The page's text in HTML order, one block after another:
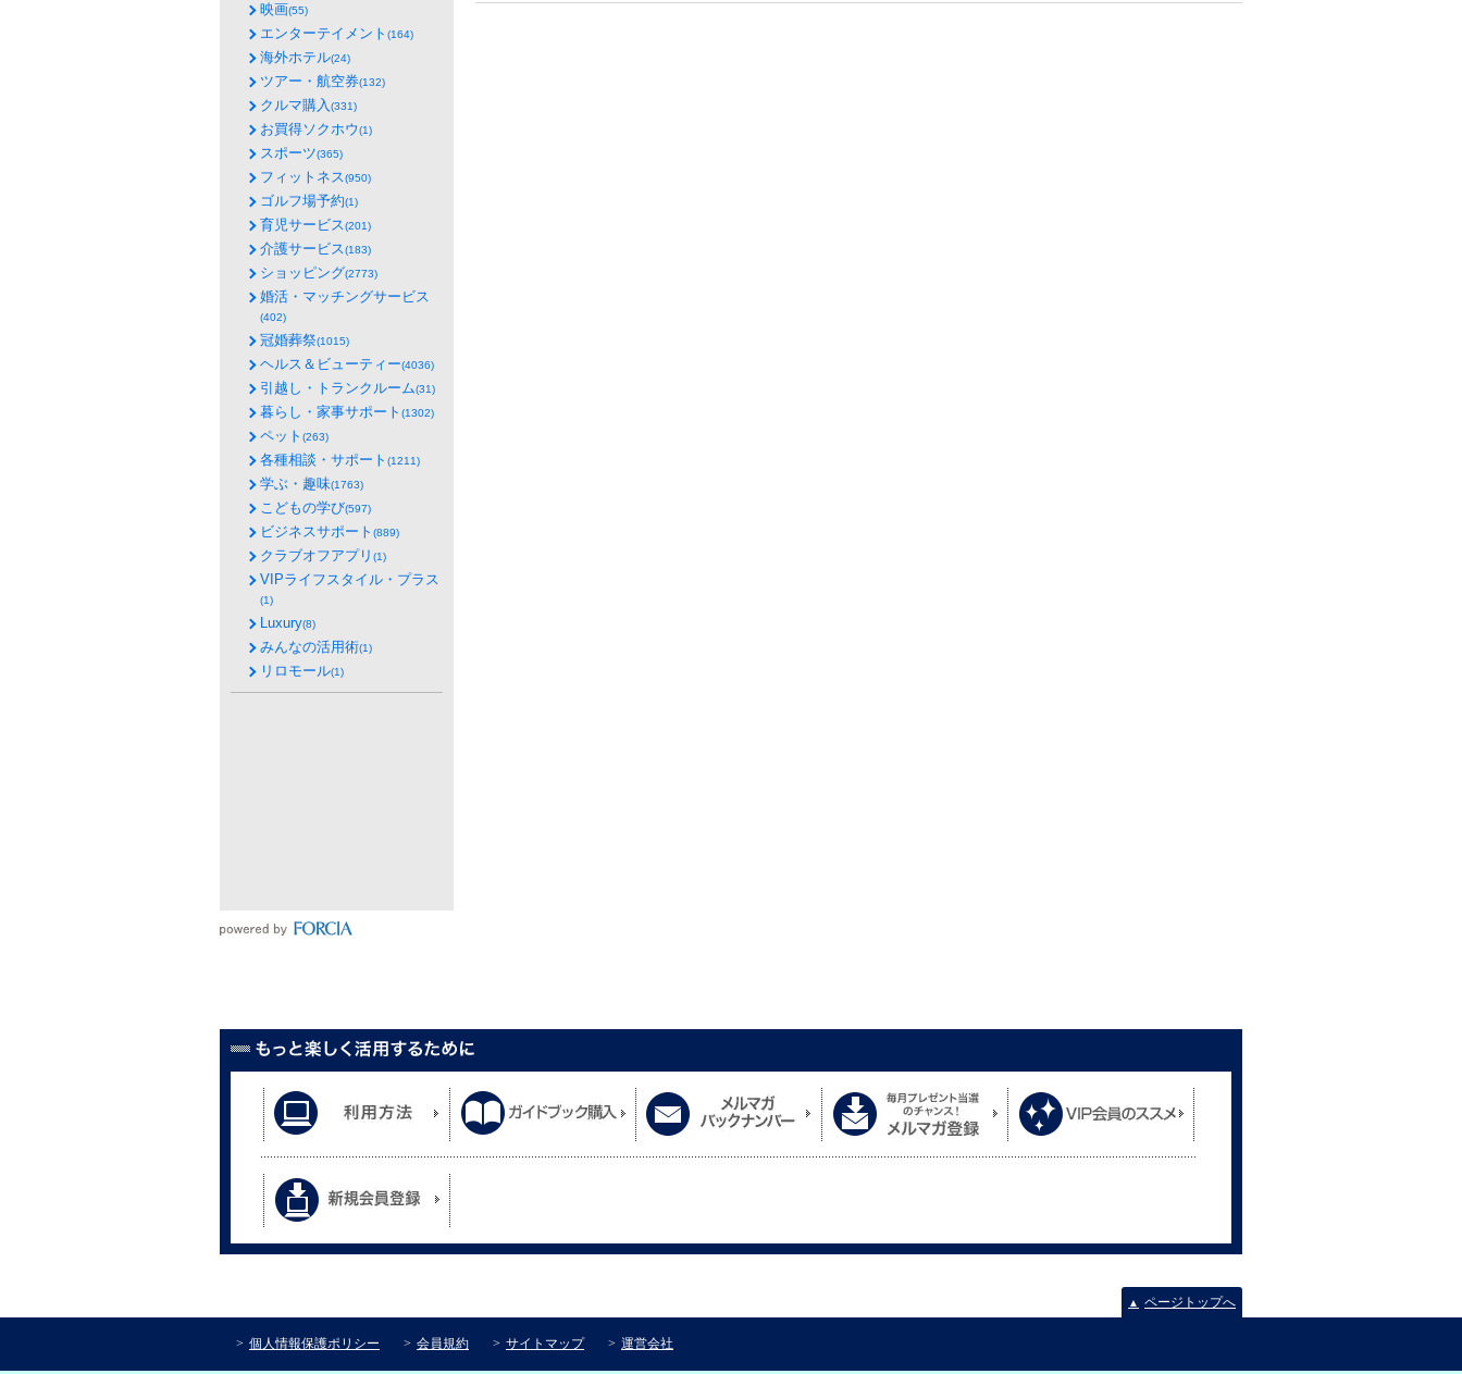
映画(55)
エンターテイメント (164)
海外ホテル(24)
ツアー・航空券(132)
クルマ購入(331)
お買得ソクホウ(1)
スポーツ(365)
フィットネス(950)
ゴルフ場予約(1)
育児サービス(201)
介護サービス(183)
ショッピング(2773)
婚活・マッチングサービス
(402)
冠婚葬祭(1015)
ヘルス＆ビューティー(4036)
引越し・トランクルーム(31)
暮らし・家事サポート (1302)
ペット (263)
各種相談・サポート (1211)
学ぶ・趣味(1763)
こどもの学び(597)
ビジネスサポート (889)
クラブオフアプリ (1)
VIPライフスタイル・プラス
(1)
Luxury(8)
みんなの活用術(1)
リロモール(1)
▲ ページトップへ
個人情報保護ポリシー 会員規約 サイトマップ 運営会社